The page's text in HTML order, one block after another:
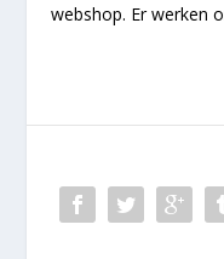
webshop. Er werken